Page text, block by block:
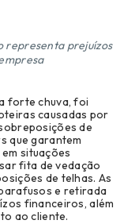
representa prejuízos
forte chuva, foi
causadas por
de
que garantem
situações
fita de vedação
de telhas. As
e retirada
financeiros, além
ao cliente.